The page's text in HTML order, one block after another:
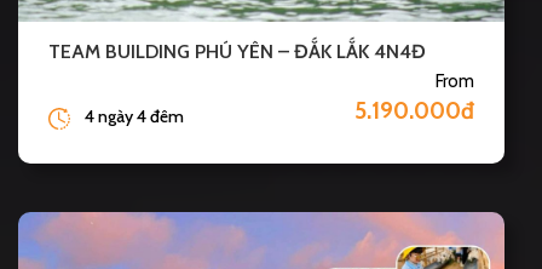
TEAM BUILDING PHÚ YÊN – ĐẮK LẮK 4N4Đ
From
5.190.000đ
4 ngày 4 đêm